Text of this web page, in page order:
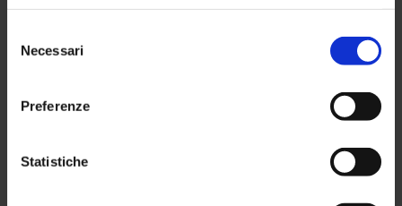
delNecessari
Preferenze
Statistiche